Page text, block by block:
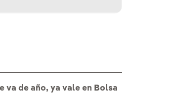
va de año, ya vale en Bolsa